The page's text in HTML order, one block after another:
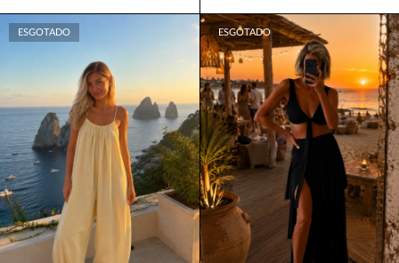
ESGOTADO ESGOTADO